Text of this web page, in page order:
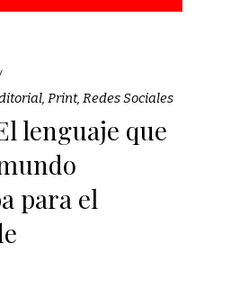
, Print, Redes Sociales
lenguaje que
para el